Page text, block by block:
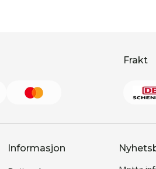
Frakt
Informasjon